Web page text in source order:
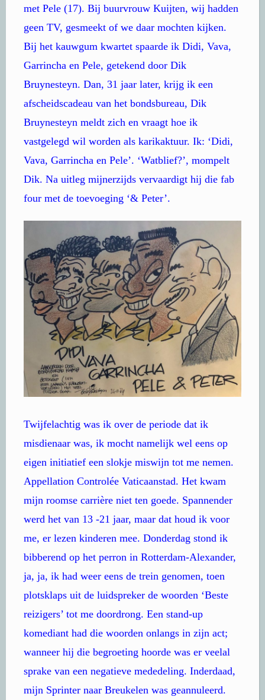
met Pele (17). Bij buurvrouw Kuijten, wij hadden
geen TV, gesmeekt of we daar mochten kijken.
Bij het kauwgum kwartet spaarde ik Didi, Vava,
Garrincha en Pele, getekend door Dik
Bruynesteyn. Dan, 31 jaar later, krijg ik een
afscheidscadeau van het bondsbureau, Dik
Bruynesteyn meldt zich en vraagt hoe ik
vastgelegd wil worden als karikaktuur. Ik: ‘Didi,
Vava, Garrincha en Pele’. ‘Watblief?’, mompelt
Dik. Na uitleg mijnerzijds vervaardigt hij die fab
four met de toevoeging ‘& Peter’.
Twijfelachtig was ik over de periode dat ik
misdienaar was, ik mocht namelijk wel eens op
eigen initiatief een slokje miswijn tot me nemen.
Appellation Controlée Vaticaanstad. Het kwam
mijn roomse carrière niet ten goede. Spannender
werd het van 13 -21 jaar, maar dat houd ik voor
me, er lezen kinderen mee. Donderdag stond ik
bibberend op het perron in Rotterdam-Alexander,
ja, ja, ik had weer eens de trein genomen, toen
plotsklaps uit de luidspreker de woorden ‘Beste
reizigers’ tot me doordrong. Een stand-up
komediant had die woorden onlangs in zijn act;
wanneer hij die begroeting hoorde was er veelal
sprake van een negatieve mededeling. Inderdaad,
mijn Sprinter naar Breukelen was geannuleerd.